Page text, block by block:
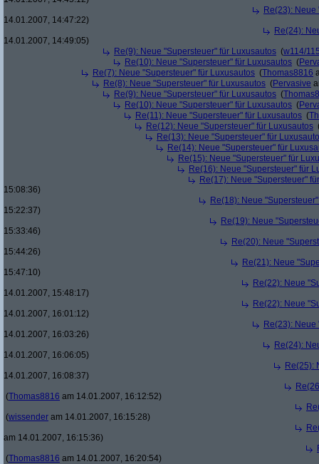
Re(23):
14.01.2007, 14:47:22)
Re(24):
14.01.2007, 14:49:05)
Re(9): Neue "Supersteuer" für Luxusautos (w114/
Re(10): Neue "Supersteuer" für Luxusautos (
Re(7): Neue "Supersteuer" für Luxusautos (Thomas8816
Re(8): Neue "Supersteuer" für Luxusautos (Pervasive
Re(9): Neue "Supersteuer" für Luxusautos (
Re(10): Neue "Supersteuer" für Luxusautos (
Re(11): Neue "Supersteuer" für Luxusautos (
Re(12): Neue "Supersteuer" für Luxusautos
Re(13): Neue "Supersteuer" für
Re(14): Neue "Supersteuer" für
Re(15): Neue "Supersteuer" für
Re(16): Neue "Supersteuer" für
Re(17): Neue "Supersteuer"
15:08:36)
Re(18): Neue
15:22:37)
Re(19): Neue
15:33:46)
Re(20): Neue
15:44:26)
Re(21): Neue
15:47:10)
Re(22): Neue
14.01.2007, 15:48:17)
Re(22): Neue
14.01.2007, 16:01:12)
Re(23):
14.01.2007, 16:03:26)
Re(24):
14.01.2007, 16:06:05)
Re(25):
14.01.2007, 16:08:37)
(Thomas8816 am 14.01.2007, 16:12:52)
(wissender am 14.01.2007, 16:15:28)
am 14.01.2007, 16:15:36)
(Thomas8816 am 14.01.2007, 16:20:54)